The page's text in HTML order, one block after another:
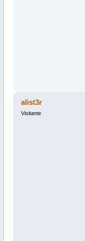
alist3r
Visitante